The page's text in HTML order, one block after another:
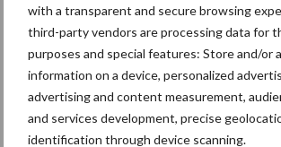
with a transparent and secure browsing
third-party vendors are processing data for
purposes and special features: Store and/or
information on a device, personalized
advertising and content measurement,
and services development, precise
identification through device scanning.
Grondstoffenmarkt
grillig: droogte en
geopolitiek houden
in de greep
De speenhuid: een